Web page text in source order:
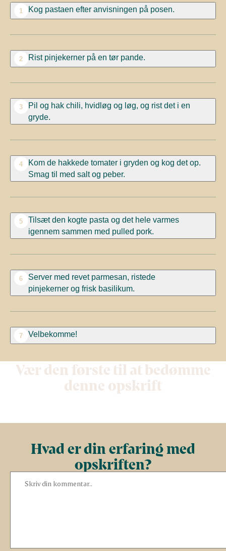
1 Kog pastaen efter anvisningen på posen.
2 Rist pinjekerner på en tør pande.
3
Pil og hak chili, hvidløg og løg, og rist det i en
gryde.
4
Kom de hakkede tomater i gryden og kog det op.
Smag til med salt og peber.
5
Tilsæt den kogte pasta og det hele varmes
igennem sammen med pulled pork.
6
Server med revet parmesan, ristede
pinjekerner og frisk basilikum.
7 Velbekomme!
Vær den første til at bedømme
denne opskrift
Hvad er din erfaring med
opskriften?